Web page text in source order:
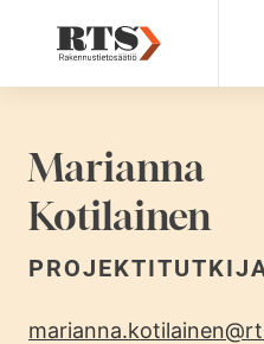
Marianna
Kotilainen